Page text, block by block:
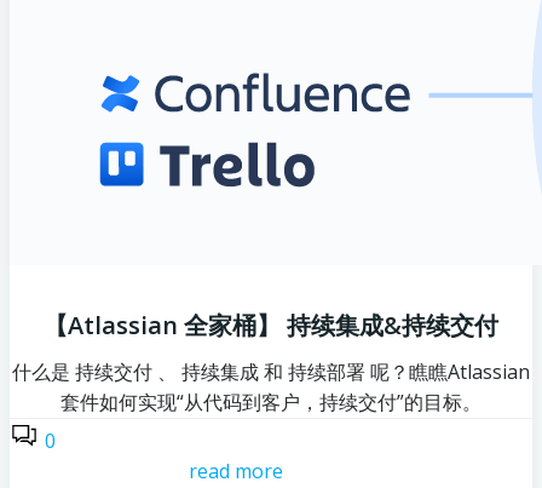
【Atlassian 全家桶】 持续集成&持续交付
什么是 持续交付 、 持续集成 和 持续部署 呢？瞧瞧Atlassian
套件如何实现“从代码到客户，持续交付”的目标。
0
read more